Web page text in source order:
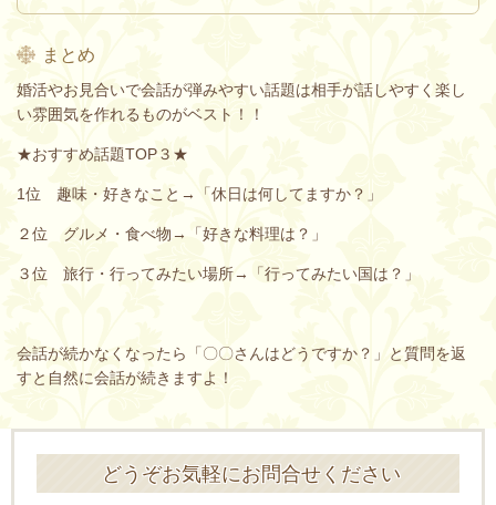
まとめ
婚活やお見合いで会話が弾みやすい話題は相手が話しやすく楽し
い雰囲気を作れるものがベスト！！
★おすすめ話題TOP３★
1位 趣味・好きなこと→「休日は何してますか？」
２位 グルメ・食べ物→「好きな料理は？」
３位 旅行・行ってみたい場所→「行ってみたい国は？」
会話が続かなくなったら「〇〇さんはどうですか？」と質問を返
すと自然に会話が続きますよ！
どうぞお気軽にお問合せください